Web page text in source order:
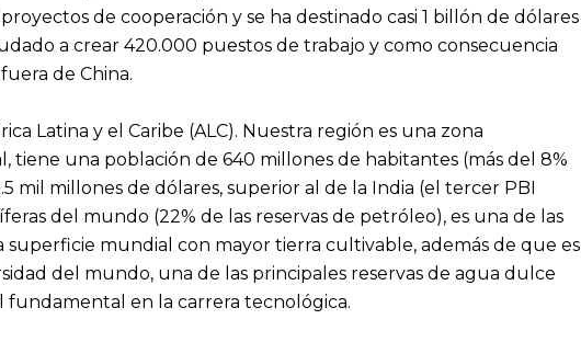
de cooperación y se ha destinado casi 1 billón de dólares
a crear 420.000 puestos de trabajo y como consecuencia
de China.
Latina y el Caribe (ALC). Nuestra región es una zona
tiene una población de 640 millones de habitantes (más del 8%
mil millones de dólares, superior al de la India (el tercer PBI
del mundo (22% de las reservas de petróleo), es una de las
mundial con mayor tierra cultivable, además de que es
del mundo, una de las principales reservas de agua dulce
fundamental en la carrera tecnológica.